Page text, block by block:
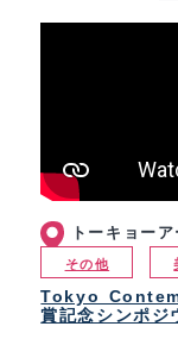
トーキョー
その他
Tokyo
賞記念シンポジ